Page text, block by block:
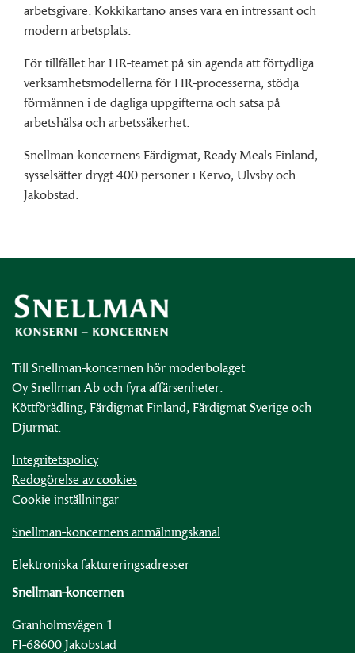
arbetsgivare. Kokkikartano anses vara en intressant och
modern arbetsplats.
För tillfället har HR-teamet på sin agenda att förtydliga
verksamhetsmodellerna för HR-processerna, stödja
förmännen i de dagliga uppgifterna och satsa på
arbetshälsa och arbetssäkerhet.
Snellman-koncernens Färdigmat, Ready Meals Finland,
sysselsätter drygt 400 personer i Kervo, Ulvsby och
Jakobstad.
Till Snellman-koncernen hör moderbolaget
Oy Snellman Ab och fyra affärsenheter:
Köttförädling, Färdigmat Finland, Färdigmat Sverige och
Djurmat.
Integritetspolicy
Redogörelse av cookies
Cookie inställningar
Snellman-koncernens anmälningskanal
Elektroniska faktureringsadresser
Snellman-koncernen
Granholmsvägen 1
FI-68600 Jakobstad